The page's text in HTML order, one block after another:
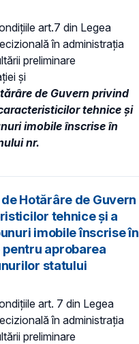
art.7 din Legea
în administraţia
preliminare
și
de Guvernprivind
tehnice și
imobile înscrise în
nr.
Hotărâre de Guvern
tehnice și a
imobile înscrise în
pentru aprobarea
statului
art. 7 din Legea
în administraţia
preliminare